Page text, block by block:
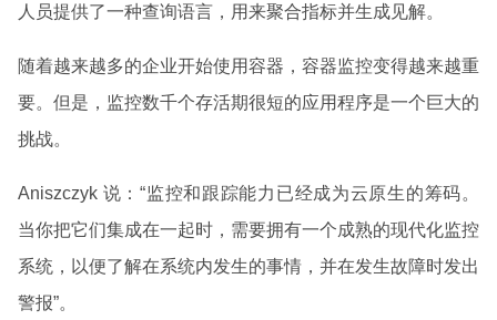
人员提供了一种查询语言，用来聚合指标并生成见解。
随着越来越多的企业开始使用容器，容器监控变得越来越重
要。但是，监控数千个存活期很短的应用程序是一个巨大的
挑战。
Aniszczyk 说：“监控和跟踪能力已经成为云原生的筹码。
当你把它们集成在一起时，需要拥有一个成熟的现代化监控
系统，以便了解在系统内发生的事情，并在发生故障时发出
警报”。